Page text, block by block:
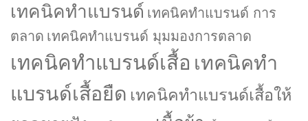
เทคนิคทำแบรนด์ เทคนิคทำแบรนด์ การ
ตลาด เทคนิคทำแบรนด์ มุมมองการตลาด
เทคนิคทำแบรนด์เสื้อ เทคนิคทำ
แบรนด์เสื้อยืด เทคนิคทำแบรนด์เสื้อให้